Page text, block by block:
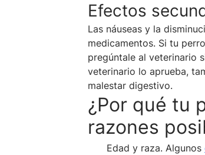
Efectos
Las náuseas y la
medicamentos. Si tu
pregúntale al veterinario
veterinario lo aprueba,
malestar digestivo.
¿Por qué tu
razones
Edad y raza. Algunos